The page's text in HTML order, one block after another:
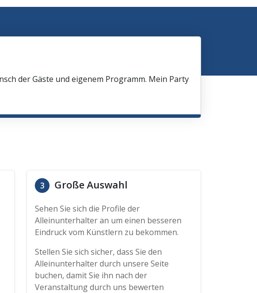
der Gäste und eigenem Programm. Mein Party
3 Große Auswahl
Sehen Sie sich die Profile der
Alleinunterhalter an um einen besseren
Eindruck vom Künstlern zu bekommen.
Stellen Sie sich sicher, dass Sie den
Alleinunterhalter durch unsere Seite
buchen, damit Sie ihn nach der
Veranstaltung durch uns bewerten